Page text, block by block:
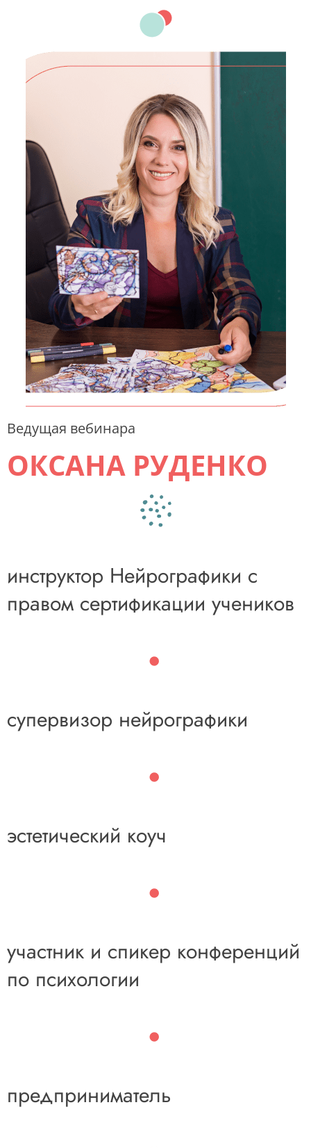
Ведущая вебинара
ОКСАНА РУДЕНКО
инструктор Нейрографики с
правом сертификации учеников
супервизор нейрографики
эстетический коуч
участник и спикер конференций
по психологии
предприниматель